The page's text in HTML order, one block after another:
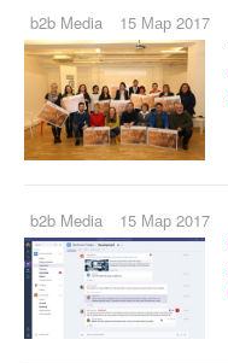
b2b Media 15 Мар 2017
b2b Media 15 Мар 2017